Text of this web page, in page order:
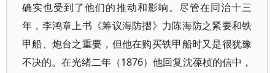
确实也受到了他们的推动和影响。尽管在同治十三
年，李鸿章上书《筹议海防摺》力陈海防之紧要和铁
甲船、炮台之重要，但他在购买铁甲船时又是很犹豫
不决的。在光绪二年（1876）他回复沈葆桢的信中，